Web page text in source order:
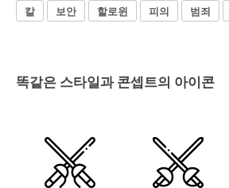
칼 보안 할로윈 피의 범죄
똑같은 스타일과 콘셉트의 아이콘